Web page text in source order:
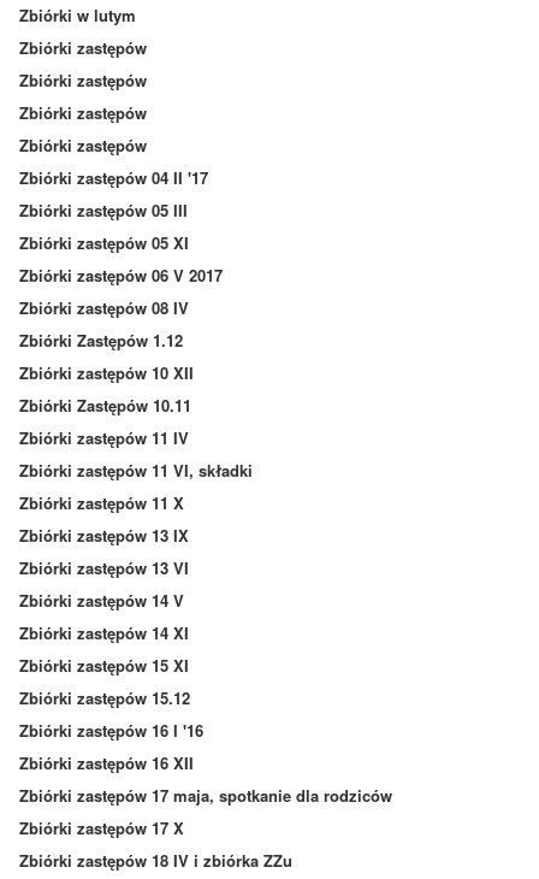
Zbiórki w lutym
Zbiórki zastępów
Zbiórki zastępów
Zbiórki zastępów
Zbiórki zastępów
Zbiórki zastępów 04 II '17
Zbiórki zastępów 05 III
Zbiórki zastępów 05 XI
Zbiórki zastępów 06 V 2017
Zbiórki zastępów 08 IV
Zbiórki Zastępów 1.12
Zbiórki zastępów 10 XII
Zbiórki Zastępów 10.11
Zbiórki zastępów 11 IV
Zbiórki zastępów 11 VI, składki
Zbiórki zastępów 11 X
Zbiórki zastępów 13 IX
Zbiórki zastępów 13 VI
Zbiórki zastępów 14 V
Zbiórki zastępów 14 XI
Zbiórki zastępów 15 XI
Zbiórki zastępów 15.12
Zbiórki zastępów 16 I '16
Zbiórki zastępów 16 XII
Zbiórki zastępów 17 maja, spotkanie dla rodziców
Zbiórki zastępów 17 X
Zbiórki zastępów 18 IV i zbiórka ZZu